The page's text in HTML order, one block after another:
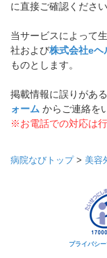
に直接ご確認ください
当サービスによって
社および株式会社eヘ
ものとします。
掲載情報に誤りがあ
ォーム からご連絡を
※お電話での対応は
病院なびトップ> 美容
プライバシ